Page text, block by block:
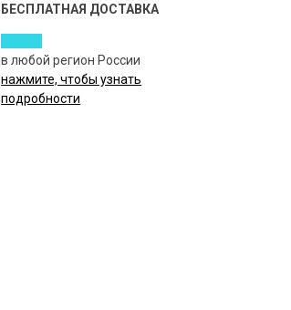
БЕСПЛАТНАЯ ДОСТАВКА
в любой регион России
нажмите, чтобы узнать
подробности